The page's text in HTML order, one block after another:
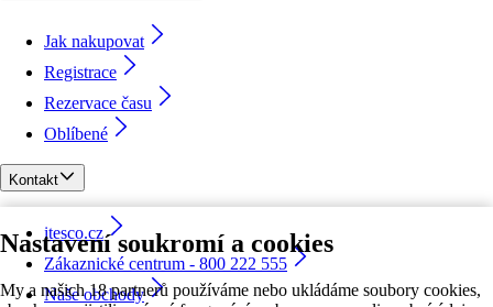
Nastavení soukromí a cookies
My a našich 18 partnerů používáme nebo ukládáme soubory cookies,
Jak nakupovat
Registrace
Rezervace času
Oblíbené
Kontakt
itesco.cz
Zákaznické centrum - 800 222 555
Naše obchody